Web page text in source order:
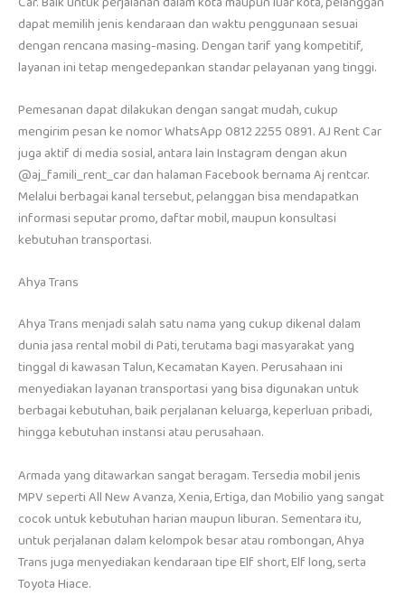
dapat memilih jenis kendaraan dan waktu penggunaan sesuai
dengan rencana masing-masing. Dengan tarif yang kompetitif,
layanan ini tetap mengedepankan standar pelayanan yang tinggi.
Pemesanan dapat dilakukan dengan sangat mudah, cukup
mengirim pesan ke nomor WhatsApp 0812 2255 0891. AJ Rent Car
juga aktif di media sosial, antara lain Instagram dengan akun
@aj_famili_rent_car dan halaman Facebook bernama Aj rentcar.
Melalui berbagai kanal tersebut, pelanggan bisa mendapatkan
informasi seputar promo, daftar mobil, maupun konsultasi
kebutuhan transportasi.
Ahya Trans
Ahya Trans menjadi salah satu nama yang cukup dikenal dalam
dunia jasa rental mobil di Pati, terutama bagi masyarakat yang
tinggal di kawasan Talun, Kecamatan Kayen. Perusahaan ini
menyediakan layanan transportasi yang bisa digunakan untuk
berbagai kebutuhan, baik perjalanan keluarga, keperluan pribadi,
hingga kebutuhan instansi atau perusahaan.
Armada yang ditawarkan sangat beragam. Tersedia mobil jenis
MPV seperti All New Avanza, Xenia, Ertiga, dan Mobilio yang sangat
cocok untuk kebutuhan harian maupun liburan. Sementara itu,
untuk perjalanan dalam kelompok besar atau rombongan, Ahya
Trans juga menyediakan kendaraan tipe Elf short, Elf long, serta
Toyota Hiace.